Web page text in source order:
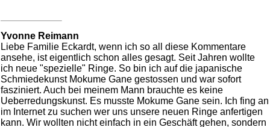
Yvonne Reimann
Liebe Familie Eckardt, wenn ich so all diese Kommentare
ansehe, ist eigentlich schon alles gesagt. Seit Jahren wollte
ich neue "spezielle" Ringe. So bin ich auf die japanische
Schmiedekunst Mokume Gane gestossen und war sofort
fasziniert. Auch bei meinem Mann brauchte es keine
Ueberredungskunst. Es musste Mokume Gane sein. Ich fing an
im Internet zu suchen wer uns unsere neuen Ringe anfertigen
kann. Wir wollten nicht einfach in ein Geschäft gehen, sondern